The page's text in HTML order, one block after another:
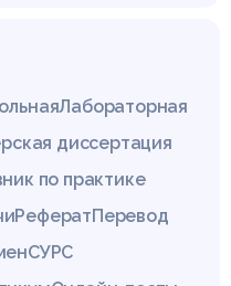
Лабораторная
диссертация
по практике
РефератПеревод
СУРС